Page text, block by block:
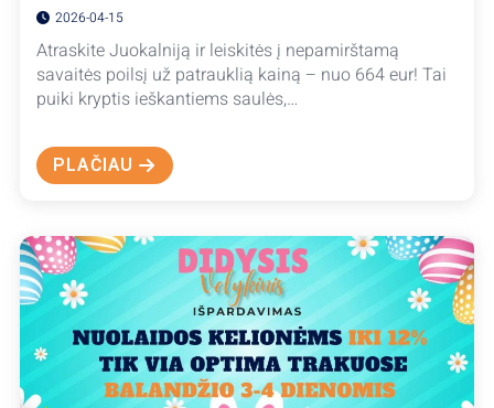
2026-04-15
Atraskite Juokalniją ir leiskitės į nepamirštamą
savaitės poilsį už patrauklią kainą – nuo 664 eur! Tai
puiki kryptis ieškantiems saulės,…
PLAČIAUABOUT
VASARĄ
–
SAVAITĖS
POILSIS